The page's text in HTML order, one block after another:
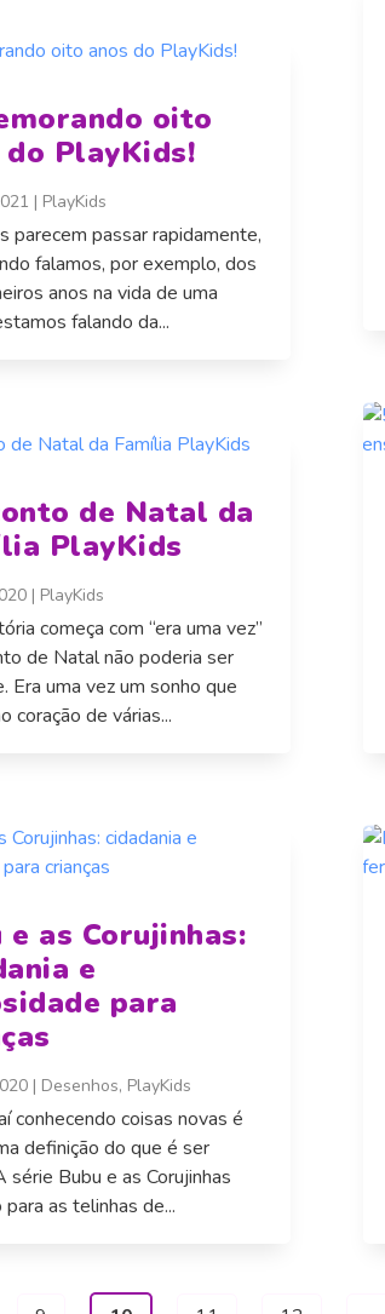
oito
do PlayKids!
| PlayKids
parecem passar rapidamente,
falamos, por exemplo, dos
anos na vida de uma
falando da...
de Natal da
PlayKids
| PlayKids
começa com “era uma vez”
de Natal não poderia ser
Era uma vez um sonho que
coração de várias...
e as Corujinhas:
e
para
| Desenhos, PlayKids
conhecendo coisas novas é
definição do que é ser
série Bubu e as Corujinhas
as telinhas de...